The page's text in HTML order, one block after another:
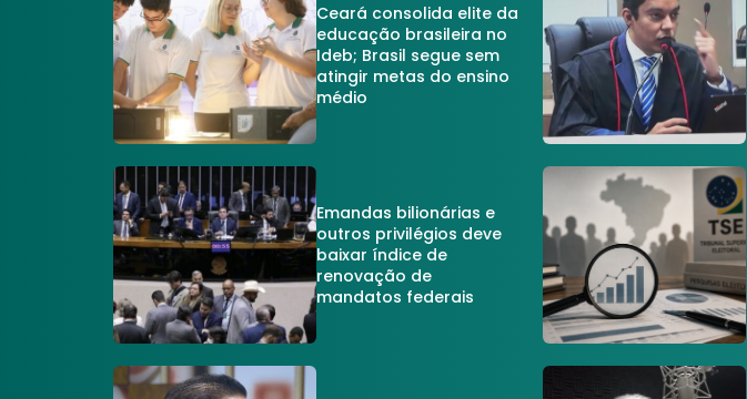
Ceará consolida elite da
educação brasileira no
Ideb; Brasil segue sem
atingir metas do ensino
médio
Emandas bilionárias e
outros privilégios deve
baixar índice de
renovação de
mandatos federais